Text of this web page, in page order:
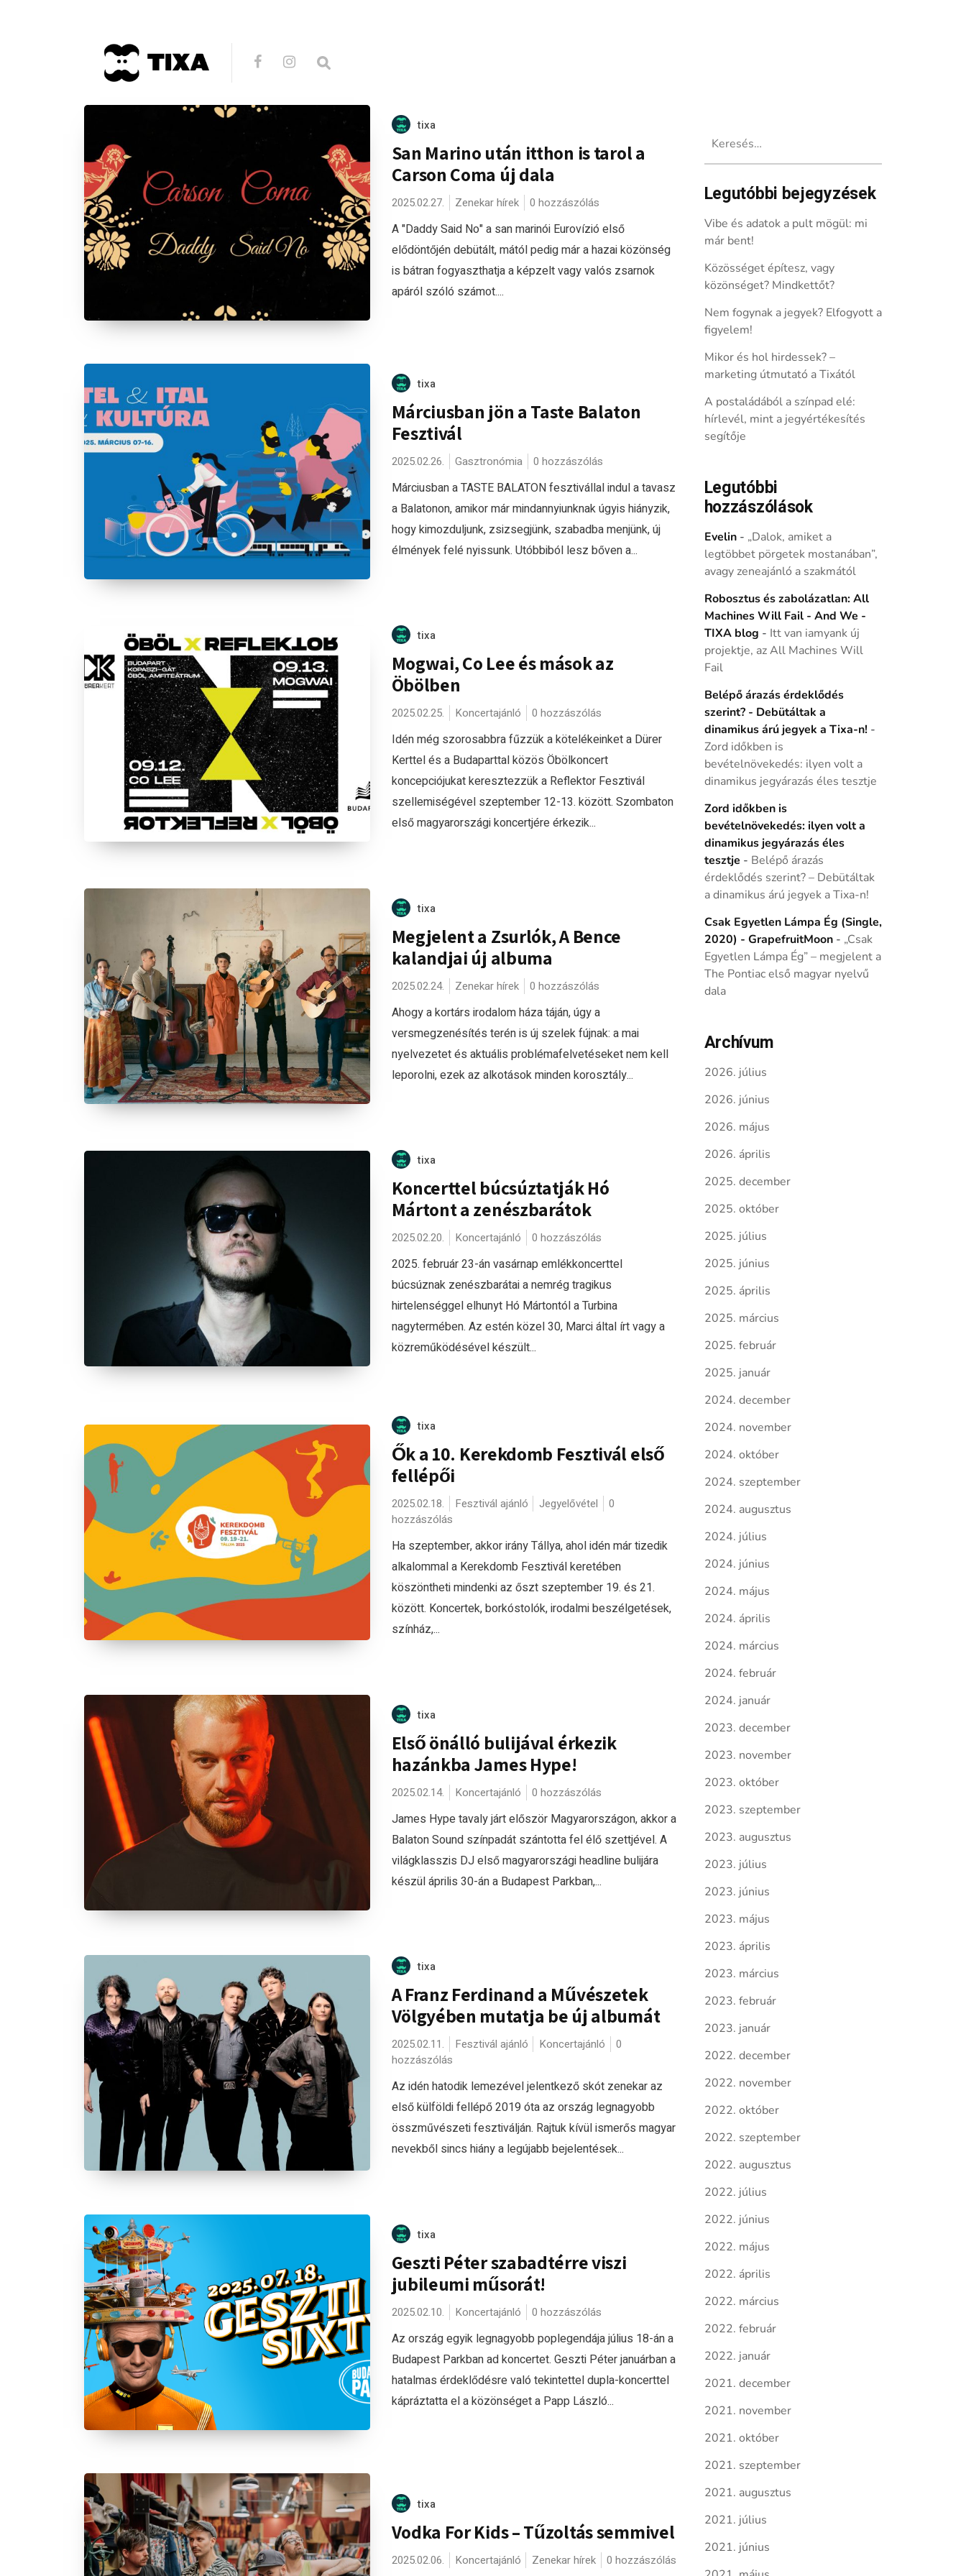
tixa
San Marino után itthon is tarol a
Carson Coma új dala
2025.02.27. Zenekar hírek 0 hozzászólás
A "Daddy Said No" a san marinói Eurovízió első
elődöntőjén debütált, mától pedig már a hazai közönség
is bátran fogyaszthatja a képzelt vagy valós zsarnok
apáról szóló számot....
tixa
Márciusban jön a Taste Balaton
Fesztivál
2025.02.26. Gasztronómia 0 hozzászólás
Márciusban a TASTE BALATON fesztivállal indul a tavasz
a Balatonon, amikor már mindannyiunknak úgyis hiányzik,
hogy kimozduljunk, zsizsegjünk, szabadba menjünk, új
élmények felé nyissunk. Utóbbiból lesz bőven a...
tixa
Mogwai, Co Lee és mások az
Öbölben
2025.02.25. Koncertajánló 0 hozzászólás
Idén még szorosabbra fűzzük a kötelékeinket a Dürer
Kerttel és a Budaparttal közös Öbölkoncert
koncepciójukat keresztezzük a Reflektor Fesztivál
szellemiségével szeptember 12-13. között. Szombaton
első magyarországi koncertjére érkezik...
tixa
Megjelent a Zsurlók, A Bence
kalandjai új albuma
2025.02.24. Zenekar hírek 0 hozzászólás
Ahogy a kortárs irodalom háza táján, úgy a
versmegzenésítés terén is új szelek fújnak: a mai
nyelvezetet és aktuális problémafelvetéseket nem kell
leporolni, ezek az alkotások minden korosztály...
tixa
Koncerttel búcsúztatják Hó
Mártont a zenészbarátok
2025.02.20. Koncertajánló 0 hozzászólás
2025. február 23-án vasárnap emlékkoncerttel
búcsúznak zenészbarátai a nemrég tragikus
hirtelenséggel elhunyt Hó Mártontól a Turbina
nagytermében. Az estén közel 30, Marci által írt vagy a
közreműködésével készült...
tixa
Ők a 10. Kerekdomb Fesztivál első
fellépői
2025.02.18. Fesztivál ajánló Jegyelővétel
0
hozzászólás
Ha szeptember, akkor irány Tállya, ahol idén már tizedik
alkalommal a Kerekdomb Fesztivál keretében
köszöntheti mindenki az őszt szeptember 19. és 21.
között. Koncertek, borkóstolók, irodalmi beszélgetések,
színház,...
tixa
Első önálló bulijával érkezik
hazánkba James Hype!
2025.02.14. Koncertajánló 0 hozzászólás
James Hype tavaly járt először Magyarországon, akkor a
Balaton Sound színpadát szántotta fel élő szettjével. A
világklasszis DJ első magyarországi headline bulijára
készül április 30-án a Budapest Parkban,...
tixa
A Franz Ferdinand a Művészetek
Völgyében mutatja be új albumát
2025.02.11. Fesztivál ajánló Koncertajánló
0
hozzászólás
Az idén hatodik lemezével jelentkező skót zenekar az
első külföldi fellépő 2019 óta az ország legnagyobb
összművészeti fesztiválján. Rajtuk kívül ismerős magyar
nevekből sincs hiány a legújabb bejelentések...
tixa
Geszti Péter szabadtérre viszi
jubileumi műsorát!
2025.02.10. Koncertajánló 0 hozzászólás
Az ország egyik legnagyobb poplegendája július 18-án a
Budapest Parkban ad koncertet. Geszti Péter januárban a
hatalmas érdeklődésre való tekintettel dupla-koncerttel
kápráztatta el a közönséget a Papp László...
tixa
Vodka For Kids – Tűzoltás semmivel
2025.02.06. Koncertajánló Zenekar hírek 0 hozzászólás
Legutóbbi bejegyzések
Vibe és adatok a pult mögül: mi
már bent!
Közösséget építesz, vagy
közönséget? Mindkettőt?
Nem fogynak a jegyek? Elfogyott a
figyelem!
Mikor és hol hirdessek? –
marketing útmutató a Tixától
A postaládából a színpad elé:
hírlevél, mint a jegyértékesítés
segítője
Legutóbbi
hozzászólások
Evelin- „Dalok, amiket a
legtöbbet pörgetek mostanában”,
avagy zeneajánló a szakmától
Robosztus és zabolázatlan: All
Machines Will Fail - And We -
TIXA blog - Itt van iamyank új
projektje, az All Machines Will
Fail
Belépő árazás érdeklődés
szerint? - Debütáltak a
dinamikus árú jegyek a Tixa-n! -
Zord időkben is
bevételnövekedés: ilyen volt a
dinamikus jegyárazás éles tesztje
Zord időkben is
bevételnövekedés: ilyen volt a
dinamikus jegyárazás éles
tesztje - Belépő árazás
érdeklődés szerint? – Debütáltak
a dinamikus árú jegyek a Tixa-n!
Csak Egyetlen Lámpa Ég (Single,
2020) - GrapefruitMoon- „Csak
Egyetlen Lámpa Ég” – megjelent a
The Pontiac első magyar nyelvű
dala
Archívum
2026. július
2026. június
2026. május
2026. április
2025. december
2025. október
2025. július
2025. június
2025. április
2025. március
2025. február
2025. január
2024. december
2024. november
2024. október
2024. szeptember
2024. augusztus
2024. július
2024. június
2024. május
2024. április
2024. március
2024. február
2024. január
2023. december
2023. november
2023. október
2023. szeptember
2023. augusztus
2023. július
2023. június
2023. május
2023. április
2023. március
2023. február
2023. január
2022. december
2022. november
2022. október
2022. szeptember
2022. augusztus
2022. július
2022. június
2022. május
2022. április
2022. március
2022. február
2022. január
2021. december
2021. november
2021. október
2021. szeptember
2021. augusztus
2021. július
2021. június